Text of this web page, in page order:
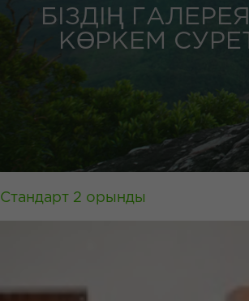
БІЗДІҢ
КӨРКЕМ
Стандарт 2 орынды